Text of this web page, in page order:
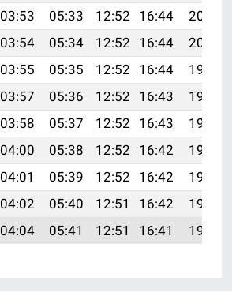
03:53 05:33 12:52 16:44
20:01
03:54 05:34 12:52 16:44
20:00
03:55 05:35 12:52 16:44
19:59
03:57 05:36 12:52 16:43
19:58
03:58 05:37 12:52 16:43
19:57
04:00 05:38 12:52 16:42
19:55
04:01 05:39 12:52 16:42
19:54
04:02 05:40 12:51 16:42
19:53
04:04 05:41 12:51 16:41 19:52